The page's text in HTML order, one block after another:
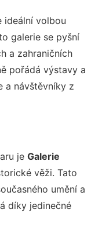
ideální volbou
galerie se pyšní
a zahraničních
pořádá výstavy a
a návštěvníky z
je Galerie
věži. Tato
umění a
díky jedinečné